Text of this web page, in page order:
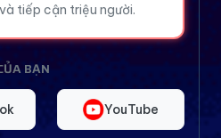
tiếp cận triệu người.
BẠN
YouTube